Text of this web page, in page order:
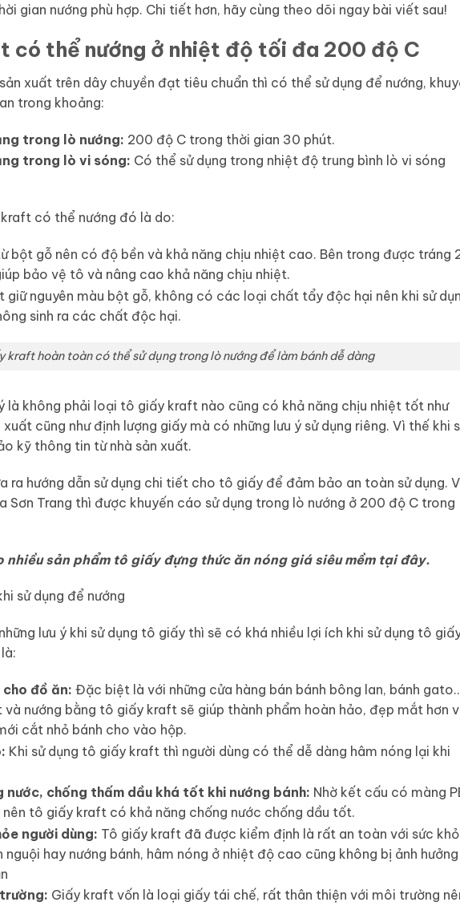
gian nướng phù hợp. Chi tiết hơn, hãy cùng theo dõi ngay bài viết sau!
có thể nướng ở nhiệt độ tối đa 200 độ C
xuất trên dây chuyền đạt tiêu chuẩn thì có thể sử dụng để nướng,
trong khoảng:
trong lò nướng: 200 độ C trong thời gian 30 phút.
trong lò vi sóng: Có thể sử dụng trong nhiệt độ trung bình lò vi sóng
có thể nướng đó là do:
bột gỗ nên có độ bền và khả năng chịu nhiệt cao. Bên trong được tráng
bảo vệ tô và nâng cao khả năng chịu nhiệt.
giữ nguyên màu bột gỗ, không có các loại chất tẩy độc hại nên khi sử
sinh ra các chất độc hại.
kraft hoàn toàn có thể sử dụng trong lò nướng để làm bánh dễ dàng
là không phải loại tô giấy kraft nào cũng có khả năng chịu nhiệt tốt như
xuất cũng như định lượng giấy mà có những lưu ý sử dụng riêng. Vì thế khi
kỹ thông tin từ nhà sản xuất.
ra hướng dẫn sử dụng chi tiết cho tô giấy để đảm bảo an toàn sử dụng.
Sơn Trang thì được khuyến cáo sử dụng trong lò nướng ở 200 độ C trong
nhiều sản phẩm tô giấy đựng thức ăn nóng giá siêu mềm tại đây.
sử dụng để nướng
lưu ý khi sử dụng tô giấy thì sẽ có khá nhiều lợi ích khi sử dụng tô
đồ ăn: Đặc biệt là với những cửa hàng bán bánh bông lan, bánh
nướng bằng tô giấy kraft sẽ giúp thành phẩm hoàn hảo, đẹp mắt hơn
cắt nhỏ bánh cho vào hộp.
Khi sử dụng tô giấy kraft thì người dùng có thể dễ dàng hâm nóng lại khi
nước, chống thấm dầu khá tốt khi nướng bánh: Nhờ kết cấu có màng
tô giấy kraft có khả năng chống nước chống dầu tốt.
người dùng: Tô giấy kraft đã được kiểm định là rất an toàn với sức
nguội hay nướng bánh, hâm nóng ở nhiệt độ cao cũng không bị ảnh hưởng
Giấy kraft vốn là loại giấy tái chế, rất thân thiện với môi trường